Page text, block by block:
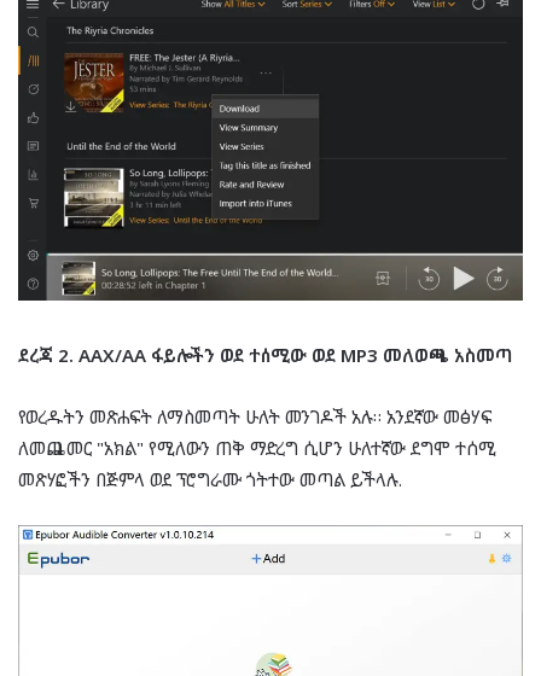
ደረጃ 2. AAX/AA ፋይሎችን ወደ ተሰሚው ወደ MP3 መለወጫ አስመጣ
የወረዱትን መጽሐፍት ለማስመጣት ሁለት መንገዶች አሉ። አንደኛው መፅሃፍ
ለመጨመር "አክል" የሚለውን ጠቅ ማድረግ ሲሆን ሁለተኛው ደግሞ ተሰሚ
መጽሃፎችን በጅምላ ወደ ፕሮግራሙ ጎትተው መጣል ይችላሉ.